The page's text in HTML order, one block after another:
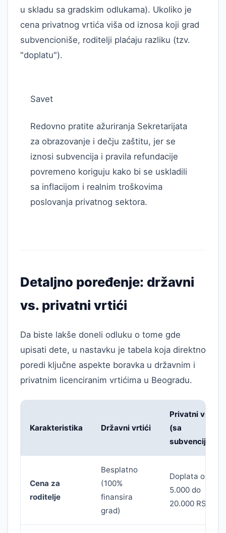
u skladu sa gradskim odlukama). Ukoliko je
cena privatnog vrtića viša od iznosa koji grad
subvencioniše, roditelji plaćaju razliku (tzv.
"doplatu").
Savet
Redovno pratite ažuriranja Sekretarijata
za obrazovanje i dečju zaštitu, jer se
iznosi subvencija i pravila refundacije
povremeno koriguju kako bi se uskladili
sa inflacijom i realnim troškovima
poslovanja privatnog sektora.
Detaljno poređenje: državni
vs. privatni vrtići
Da biste lakše doneli odluku o tome gde
upisati dete, u nastavku je tabela koja direktno
poredi ključne aspekte boravka u državnim i
privatnim licenciranim vrtićima u Beogradu.
Karakteristika Državni vrtići
Privatni vrtići
(sa
subvencijom)
Cena za
roditelje
Besplatno
(100%
finansira
grad)
Doplata od
5.000 do
20.000 RSD